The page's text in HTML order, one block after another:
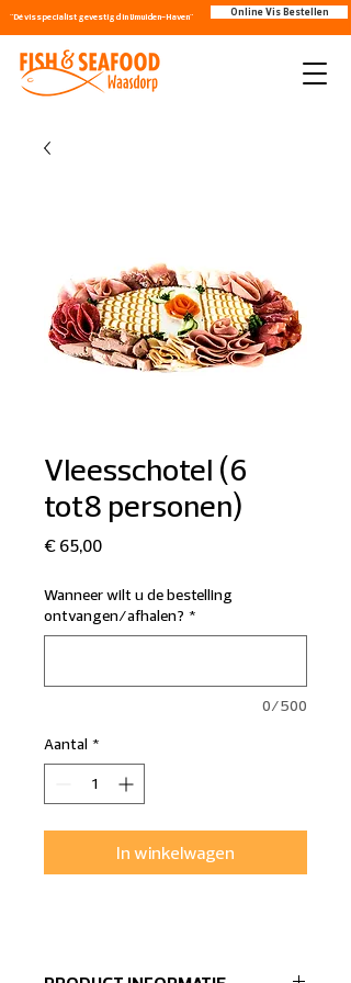
"Dé visspecialist gevestigd in IJmuiden-Haven" Online Vis Bestellen
Vleesschotel (6
tot8 personen)
€ 65,00Prijs
Wanneer wilt u de bestelling
ontvangen/afhalen? *
0/500
Aantal *
In winkelwagen